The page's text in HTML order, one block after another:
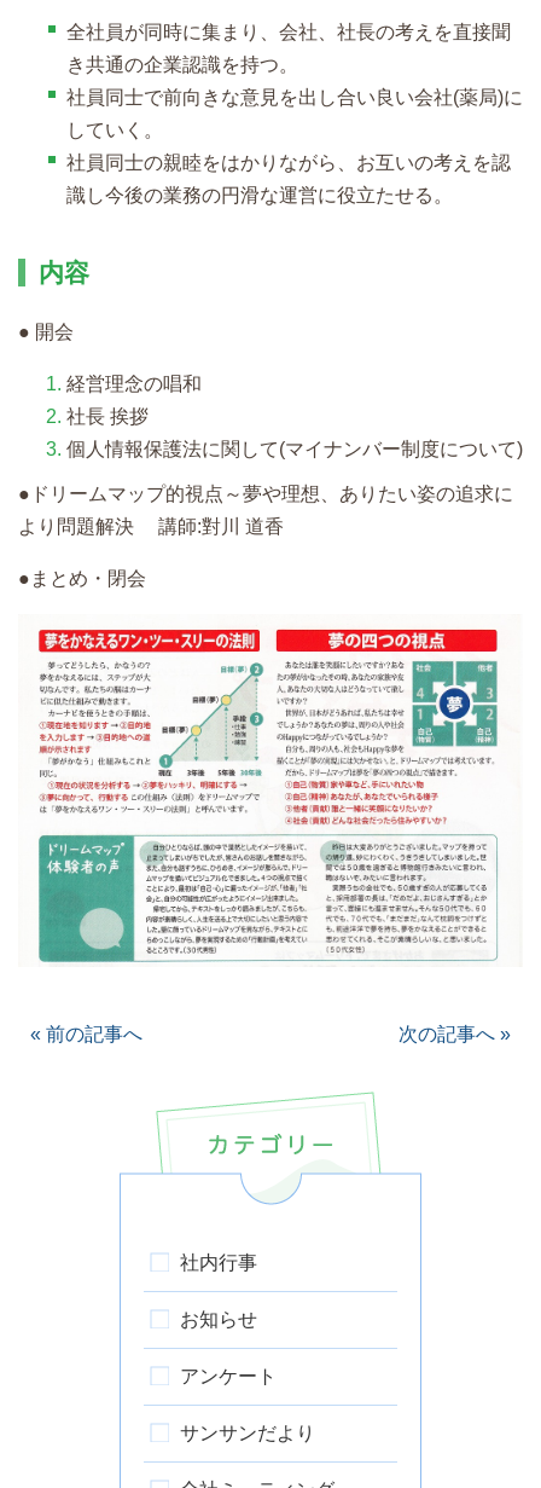
全社員が同時に集まり、会社、社長の考えを直接聞
き共通の企業認識を持つ。
社員同士で前向きな意見を出し合い良い会社(薬局)に
していく。
社員同士の親睦をはかりながら、お互いの考えを認
識し今後の業務の円滑な運営に役立たせる。
内容
● 開会
経営理念の唱和
社長 挨拶
個人情報保護法に関して(マイナンバー制度について)
●ドリームマップ的視点～夢や理想、ありたい姿の追求に
より問題解決 講師:對川 道香
●まとめ・閉会
« 前の記事へ 次の記事へ »
社内行事
お知らせ
アンケート
サンサンだより